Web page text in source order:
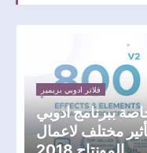
فلاتر ادوبي بريمير
ببرنامج ادوبي
عنصر و تأثير مختلف لاعمال